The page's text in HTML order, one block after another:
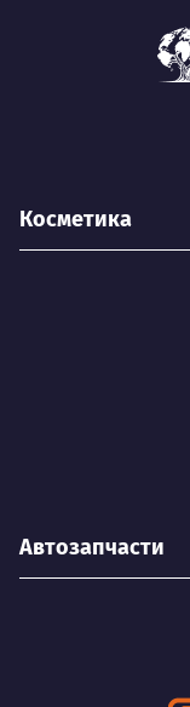
Косметика
Автозапчасти